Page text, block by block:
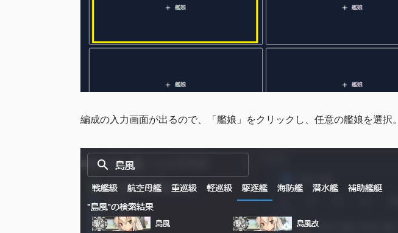
編成の入力画面が出るので、「艦娘」をクリックし、任意の艦娘を選択。